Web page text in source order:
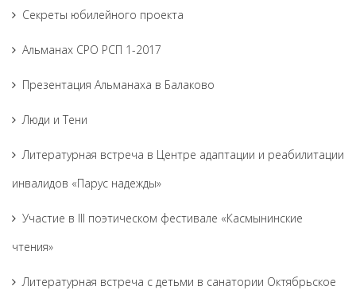
Секреты юбилейного проекта
Альманах СРО РСП 1-2017
Презентация Альманаха в Балаково
Люди и Тени
Литературная встреча в Центре адаптации и реабилитации
инвалидов «Парус надежды»
Участие в III поэтическом фестивале «Касмынинские
чтения»
Литературная встреча с детьми в санатории Октябрьское